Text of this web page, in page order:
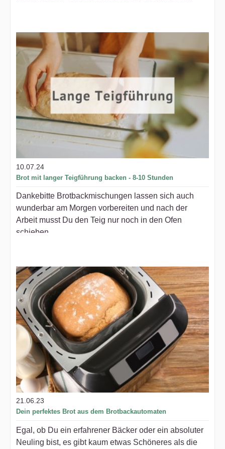
10.07.24
Brot mit langer Teigführung backen - 8-10 Stunden
Dankebitte Brotbackmischungen lassen sich auch
wunderbar am Morgen vorbereiten und nach der
Arbeit musst Du den Teig nur noch in den Ofen
schieben...
21.06.23
Dein perfektes Brot aus dem Brotbackautomaten
Egal, ob Du ein erfahrener Bäcker oder ein absoluter
Neuling bist, es gibt kaum etwas Schöneres als die